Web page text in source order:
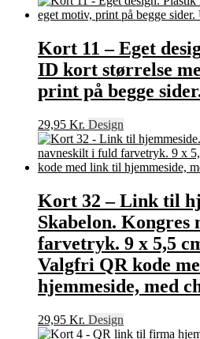
pris
29,95 Kr..
pris
Kort 11 – Eget
ID kort størrelse
print på begge
29,95 Kr. Design
Kort 32 – Link til
Skabelon. Kongres
farvetryk. 9 x 5,5
Valgfri QR kode
hjemmeside, med
29,95 Kr. Design